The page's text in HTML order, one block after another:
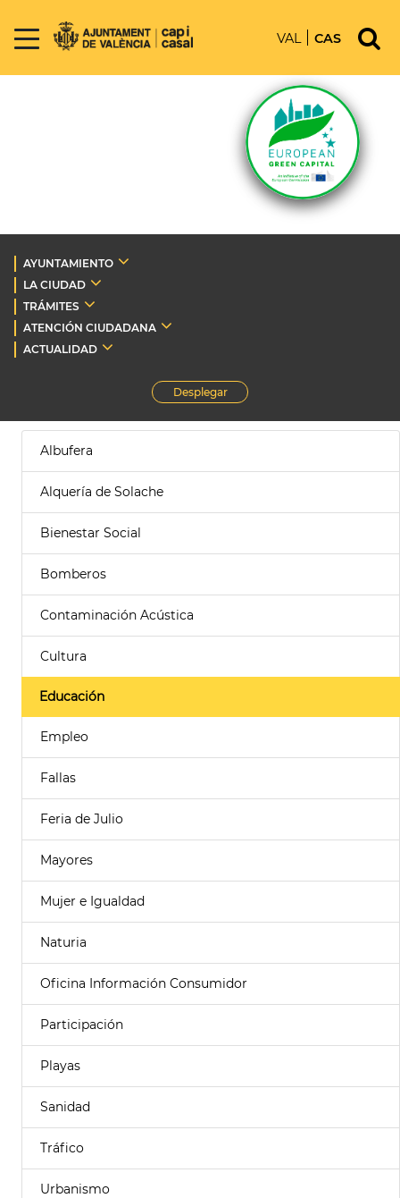
VAL CAS
AYUNTAMIENTO
LA CIUDAD
TRÁMITES
ATENCIÓN CIUDADANA
ACTUALIDAD
Desplegar
Albufera
Alquería de Solache
Bienestar Social
Bomberos
Contaminación Acústica
Cultura
Educación
Empleo
Fallas
Feria de Julio
Mayores
Mujer e Igualdad
Naturia
Oficina Información Consumidor
Participación
Playas
Sanidad
Tráfico
Urbanismo